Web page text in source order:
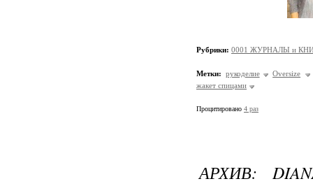
Рубрики: 0001 ЖУРНАЛЫ и
Метки: рукоделие
Oversize
жакет спицами
Процитировано 4 раз
АРХИВ: